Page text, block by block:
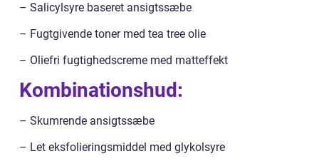
– Salicylsyre baseret ansigtssæbe
– Fugtgivende toner med tea tree olie
– Oliefri fugtighedscreme med matteffekt
Kombinationshud:
– Skumrende ansigtssæbe
– Let eksfolieringsmiddel med glykolsyre